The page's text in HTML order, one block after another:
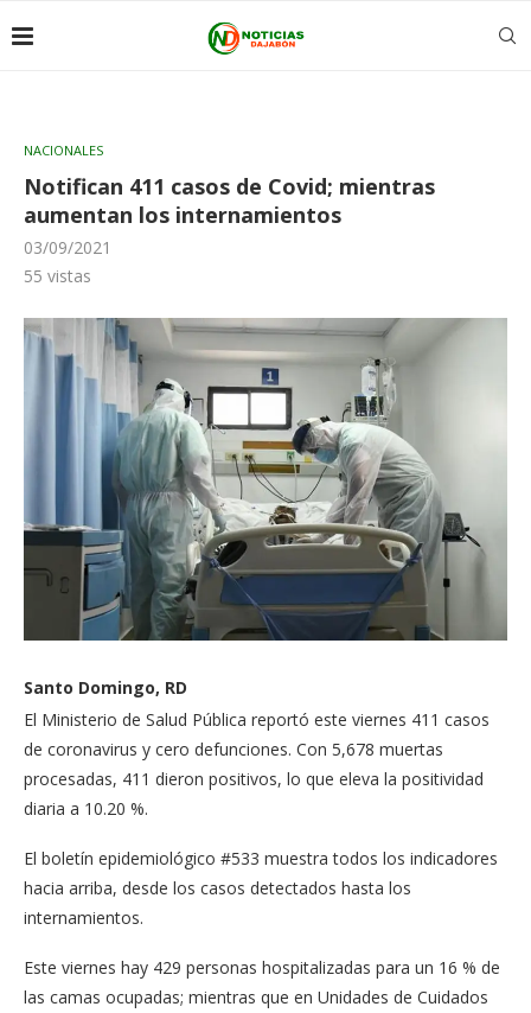
NACIONALES
Notifican 411 casos de Covid; mientras
aumentan los internamientos
03/09/2021
55 vistas
Santo Domingo, RD
El Ministerio de Salud Pública reportó este viernes 411 casos
de coronavirus y cero defunciones. Con 5,678 muertas
procesadas, 411 dieron positivos, lo que eleva la positividad
diaria a 10.20 %.
El boletín epidemiológico #533 muestra todos los indicadores
hacia arriba, desde los casos detectados hasta los
internamientos.
Este viernes hay 429 personas hospitalizadas para un 16 % de
las camas ocupadas; mientras que en Unidades de Cuidados